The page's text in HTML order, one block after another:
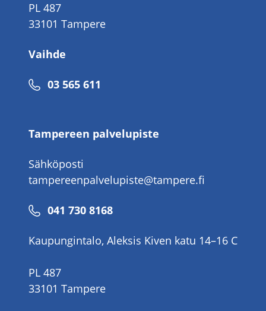
PL 487
33101 Tampere
Vaihde
Puhelinnumero
03 565 611
Tampereen palvelupiste
Sähköposti
tampereenpalvelupiste@tampere.fi
Puhelinnumero
041 730 8168
Kaupungintalo, Aleksis Kiven katu 14–16 C
PL 487
33101 Tampere